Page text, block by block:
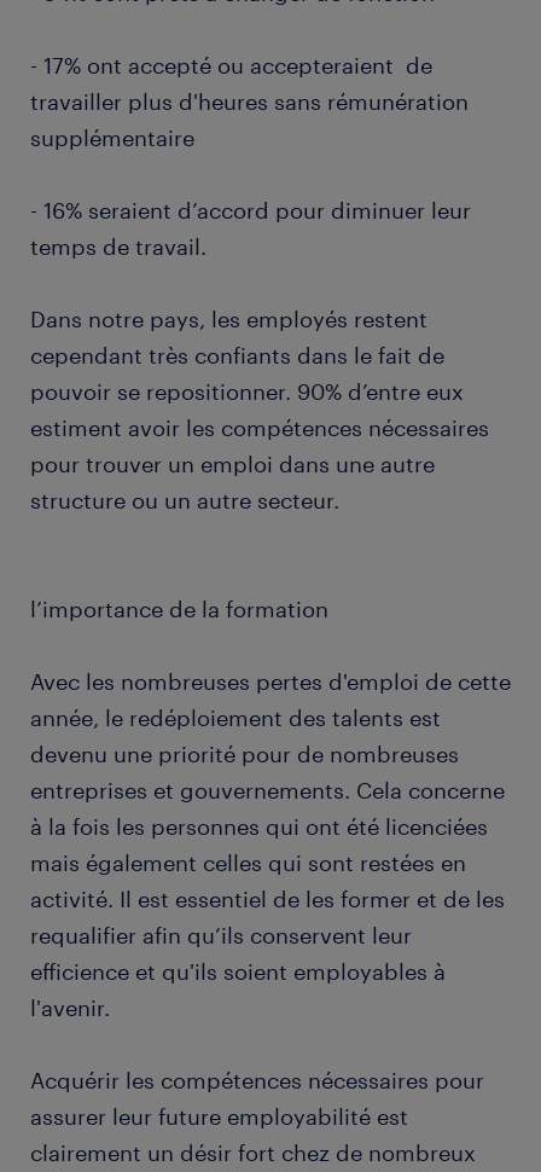
- 17% ont accepté ou accepteraient de
travailler plus d'heures sans rémunération
supplémentaire
- 16% seraient d’accord pour diminuer leur
temps de travail.
Dans notre pays, les employés restent
cependant très confiants dans le fait de
pouvoir se repositionner. 90% d’entre eux
estiment avoir les compétences nécessaires
pour trouver un emploi dans une autre
structure ou un autre secteur.
l’importance de la formation
Avec les nombreuses pertes d'emploi de cette
année, le redéploiement des talents est
devenu une priorité pour de nombreuses
entreprises et gouvernements. Cela concerne
à la fois les personnes qui ont été licenciées
mais également celles qui sont restées en
activité. Il est essentiel de les former et de les
requalifier afin qu’ils conservent leur
efficience et qu'ils soient employables à
l'avenir.
Acquérir les compétences nécessaires pour
assurer leur future employabilité est
clairement un désir fort chez de nombreux